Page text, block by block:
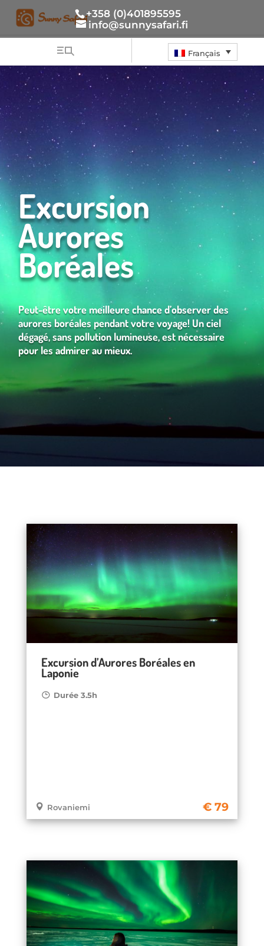
+358 (0)401895595
info@sunnysafari.fi
Français
Excursion
Aurores
Boréales
Peut-être votre meilleure chance d’observer des
aurores boréales pendant votre voyage! Un ciel
dégagé, sans pollution lumineuse, est nécessaire
pour les admirer au mieux.
Excursion d’Aurores Boréales en
Laponie
Durée 3.5h
Rovaniemi 79